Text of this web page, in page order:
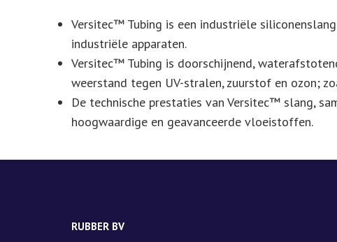
Versitec™ Tubing is een industriële
industriële apparaten.
Versitec™ Tubing is doorschijnend,
weerstand tegen UV-stralen, zuurstof en ozon;
De technische prestaties van Versitec™ slang,
hoogwaardige en geavanceerde vloeistoffen.
RUBBER BV